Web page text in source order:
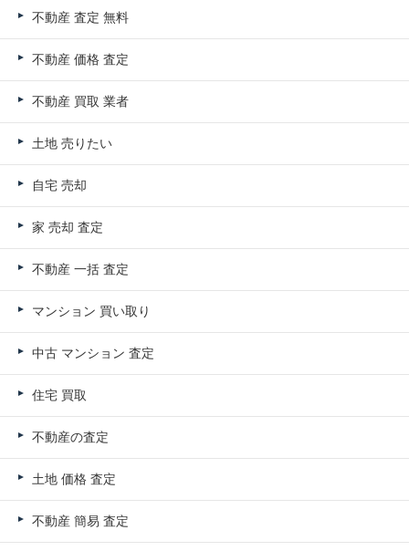
不動産 査定 無料
不動産 価格 査定
不動産 買取 業者
土地 売りたい
自宅 売却
家 売却 査定
不動産 一括 査定
マンション 買い取り
中古 マンション 査定
住宅 買取
不動産の査定
土地 価格 査定
不動産 簡易 査定